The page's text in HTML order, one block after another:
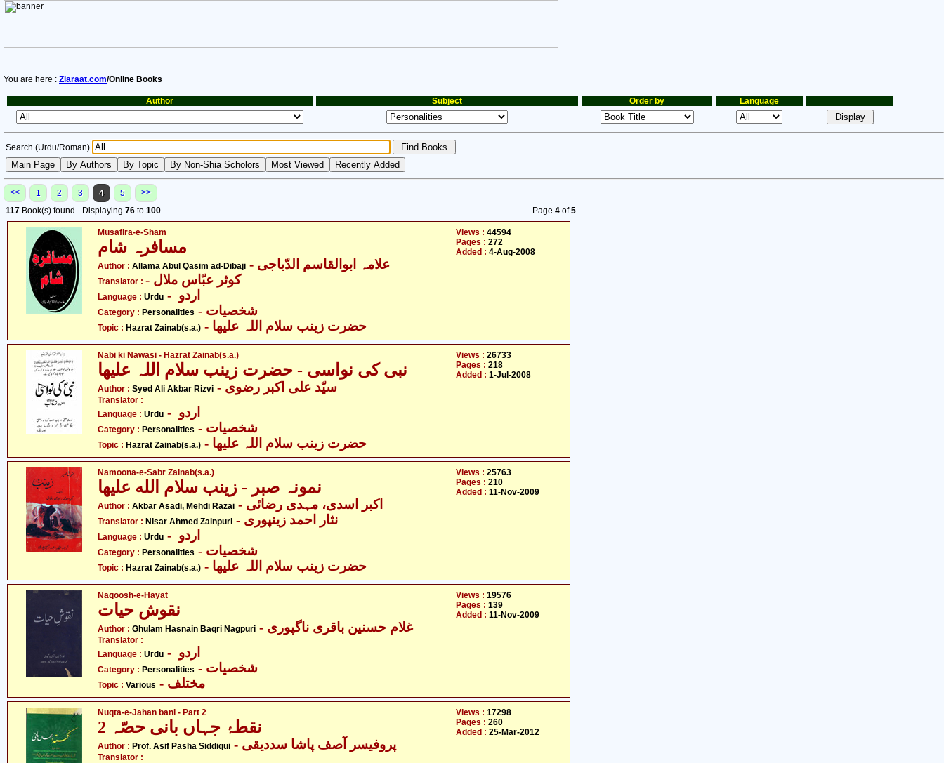
You are here : Ziaraat.com/Online Books
Author Subject Order by Language
Search (Urdu/Roman)
<< 1 2 3 4 5
>>
117 Book(s) found - Displaying 76 to 100 Page 4of5
Musafira-e-Sham
مسافرہ شام
Author : Allama Abul Qasim ad-Dibaji - علامہ ابوالقاسم الدّباجی
Translator : - کوثر عبّاس ملال
Language : Urdu
Category : Personalities - شخصیات
Topic : Hazrat Zainab(s.a.) - حضرت زینب سلام اللہ علیھا
Views : 44594
Pages : 272
Added : 4-Aug-2008
Nabi ki Nawasi - Hazrat Zainab(s.a.)
Author : Syed Ali Akbar Rizvi - سیّد علی اکبر رضوی
Translator :
Language : Urdu
Category : Personalities - شخصیات
Topic : Hazrat Zainab(s.a.) - حضرت زینب سلام اللہ علیھا
Views : 26733
Pages : 218
Added : 1-Jul-2008
Namoona-e-Sabr Zainab(s.a.)
Author : Akbar Asadi, Mehdi Razai - اکبر اسدی، مہدی رضائی
Translator : Nisar Ahmed Zainpuri - نثار احمد زینپوری
Language : Urdu
Category : Personalities - شخصیات
Topic : Hazrat Zainab(s.a.) - حضرت زینب سلام اللہ علیھا
Views : 25763
Pages : 210
Added : 11-Nov-2009
Naqoosh-e-Hayat
Author : Ghulam Hasnain Baqri Nagpuri - غلام حسنین باقری ناگپوری
Translator :
Language : Urdu
Category : Personalities - شخصیات
Topic : Various - مختلف
Views : 19576
Pages : 139
Added : 11-Nov-2009
Nuqta-e-Jahan bani - Part 2
نقطۂ جہاں بانی حصّہ 2
Author : Prof. Asif Pasha Siddiqui - پروفیسر آصف پاشا سددیقی
Translator :
Views : 17298
Pages : 260
Added : 25-Mar-2012